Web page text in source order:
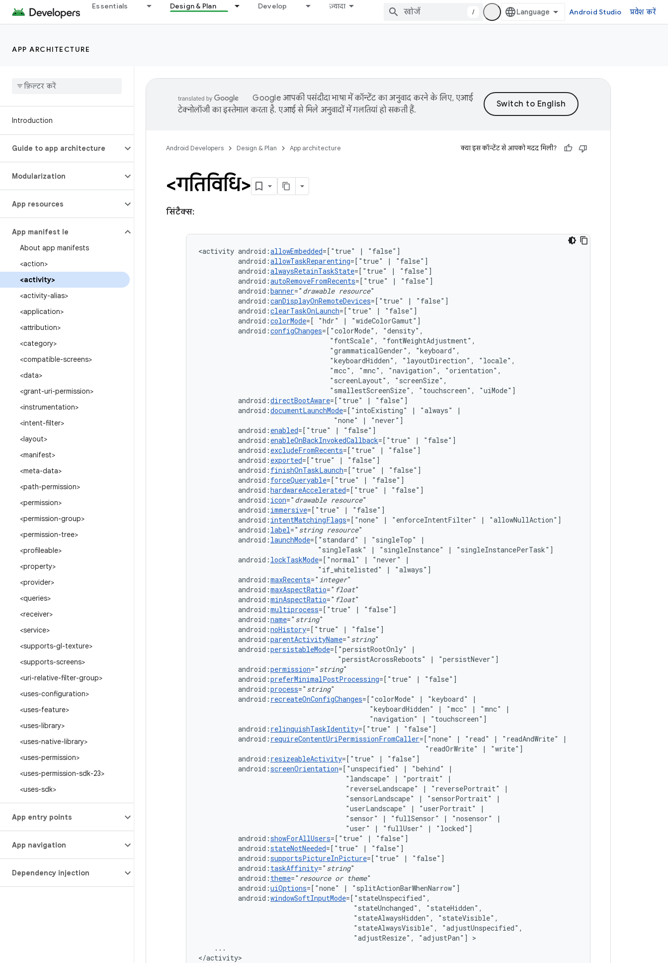
Essentials Design & Plan Develop ज़्यादा
/ Android Studio प्रवेश करें
APP ARCHITECTURE
Introduction
Guide to app architecture
Modularization
App resources
App manifest file
About app manifests
<action>
<activity>
<activity-alias>
<application>
<attribution>
<category>
<compatible-screens>
<data>
<grant-uri-permission>
<instrumentation>
<intent-filter>
<layout>
<manifest>
<meta-data>
<path-permission>
<permission>
<permission-group>
<permission-tree>
<profileable>
<property>
<provider>
<queries>
<receiver>
<service>
<supports-gl-texture>
<supports-screens>
<uri-relative-filter-group>
<uses-configuration>
<uses-feature>
<uses-library>
<uses-native-library>
<uses-permission>
<uses-permission-sdk-23>
<uses-sdk>
App entry points
App navigation
Dependency injection
Google आपकी पसंदीदा भाषा में कॉन्टेंट का अनुवाद करने के लिए, एआई
टेक्नोलॉजी का इस्तेमाल करता है. एआई से मिले अनुवादों में गलतियां हो सकती हैं.
Android Developers Design & Plan App architecture क्या इस कॉन्टेंट से आपको मदद मिली?
<गतिविधि>
सिंटैक्स:
<activity android:allowEmbedded=["true" |
android:allowTaskReparenting=["true" |
android:alwaysRetainTaskState=["true" |
android:autoRemoveFromRecents=["true" |
android:banner=" drawable resource
android:canDisplayOnRemoteDevices=["true" |
android:clearTaskOnLaunch=["true" |
android:colorMode=[ "hdr" |
android:configChanges=["colorMode",
"fontScale",
"grammaticalGender",
"keyboardHidden",
"layoutDirection",
"mcc",
"mnc", "navigation",
"screenLayout",
"smallestScreenSize",
"touchscreen",
android:directBootAware=["true" |
android:documentLaunchMode=["intoExisting" | "always"
"none"
|
android: enabled=["true" |
android: enableOnBackInvokedCallback=["true" |
android: excludeFromRecents=["true" |
android: exported=["true" |
android: finishOnTaskLaunch=["true" |
android: forceQueryable=["true" |
android:hardwareAccelerated=["true" |
android: icon=" drawable resource
android: immersive=["true" |
android: intentMatchingFlags=["none" | "enforceIntentFilter" |
android: label=" string resource
android: launchMode=["standard" | "singleTop"
"singleTask"
| "singleInstance" |
android: lockTaskMode=["normal" | "never"
"if_whitelisted"
|
android:maxRecents=" integer
android:maxAspectRatio=" float
android:minAspectRatio=" float
android:multiprocess=["true" |
android:name=" string
android:noHistory=["true" |
"false"]
android:parentActivityName=" string"
android:persistableMode=["persistRootOnly"
|
"persistAcrossReboots"
|
android:permission=" string
android:preferMinimalPostProcessing=["true" |
android:process=" string
android: recreateOnConfigChanges=["colorMode" | "keyboard"
"keyboardHidden"
| "mcc" | "mnc"
"navigation"
|
android: relinquishTaskIdentity=["true" |
android: requireContentUriPermissionFromCaller=["none" | "read" | "readAndWrite"
"readOrWrite"
|
"write"]
android: resizeableActivity=["true" |
android:screenOrientation=["unspecified" | "behind"
"landscape"
| "portrait"
"reverseLandscape"
| "reversePortrait"
"sensorLandscape"
| "sensorPortrait"
"userLandscape"
| "userPortrait"
"sensor"
| "fullSensor" | "nosensor"
"user"
| "fullUser" |
android:showForAllUsers=["true" |
android:stateNotNeeded=["true" |
android:supportsPictureInPicture=["true" |
android: taskAffinity=" string
android: theme=" resource or theme
android:uiOptions=["none" |
android:windowSoftInputMode
"stateUnchanged",
"stateAlwaysHidden",
"stateAlwaysVisible",
"adjustResize",
"adjustPan"]
>
...
</activity>